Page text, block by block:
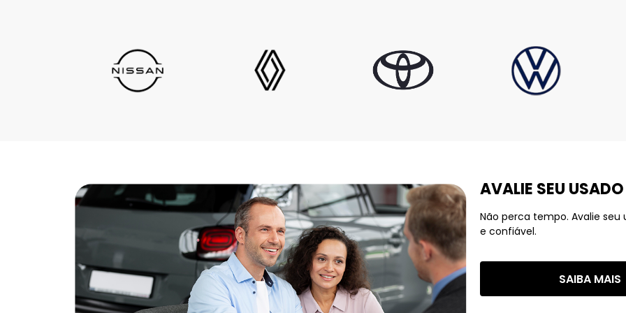
AVALIE SEU USADO
Não perca tempo. Avalie
e confiável.
SAIBA MAIS